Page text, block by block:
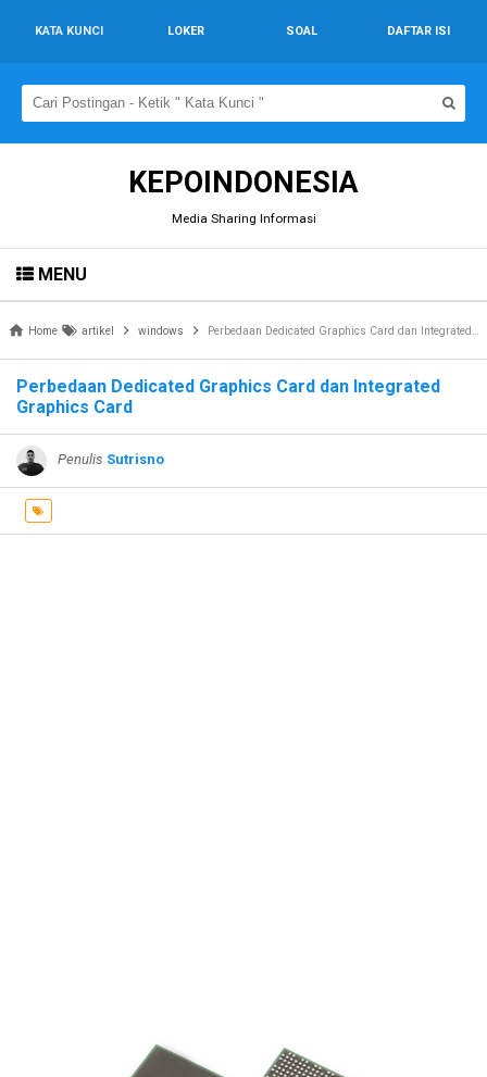
KATA KUNCI LOKER SOAL DAFTAR ISI
KEPOINDONESIA
Media Sharing Informasi
MENU
Home artikel windows Perbedaan Dedicated Graphics Card dan Integrated Graphics Card
Perbedaan Dedicated Graphics Card dan Integrated
Graphics Card
Penulis Sutrisno